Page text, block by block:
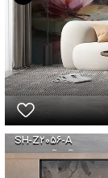
SH-Z۲۰۵۶-A